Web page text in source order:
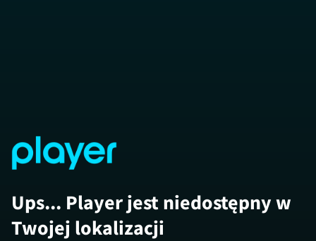
Ups... Player jest niedostępny w
Twojej lokalizacji